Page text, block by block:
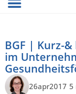
BGF | Kurz-
im
26apr2017 5